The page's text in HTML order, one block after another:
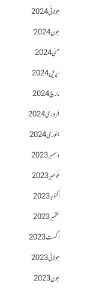
جولائی 2024
جون 2024
مئی 2024
اپریل 2024
مارچ 2024
فروری 2024
جنوری 2024
دسمبر 2023
نومبر 2023
اکتوبر 2023
ستمبر 2023
اگست 2023
جولائی 2023
جون 2023